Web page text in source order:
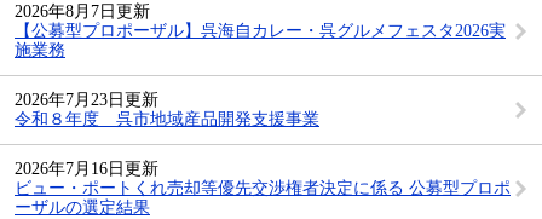
2026年8月7日更新
【公募型プロポーザル】呉海自カレー・呉グルメフェスタ2026実
施業務
2026年7月23日更新
令和８年度 呉市地域産品開発支援事業
2026年7月16日更新
ビュー・ポートくれ売却等優先交渉権者決定に係る 公募型プロポ
ーザルの選定結果